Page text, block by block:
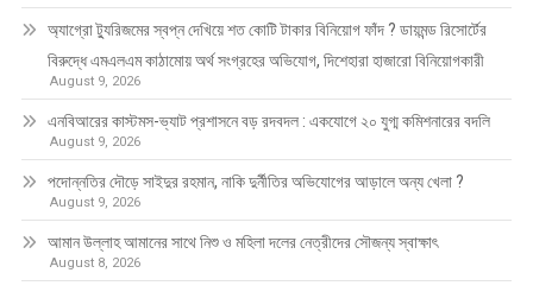
অ্যাগ্রো ট্যুরিজমের স্বপ্ন দেখিয়ে শত কোটি টাকার বিনিয়োগ ফাঁদ ? ডায়মন্ড রিসোর্টের
বিরুদ্ধে এমএলএম কাঠামোয় অর্থ সংগ্রহের অভিযোগ, দিশেহারা হাজারো বিনিয়োগকারী
August 9, 2026
এনবিআরের কাস্টমস-ভ্যাট প্রশাসনে বড় রদবদল : একযোগে ২০ যুগ্ম কমিশনারের বদলি
August 9, 2026
পদোন্নতির দৌড়ে সাইদুর রহমান, নাকি দুর্নীতির অভিযোগের আড়ালে অন্য খেলা ?
August 9, 2026
আমান উল্লাহ আমানের সাথে নিশু ও মহিলা দলের নেত্রীদের সৌজন্য স্বাক্ষাৎ
August 8, 2026